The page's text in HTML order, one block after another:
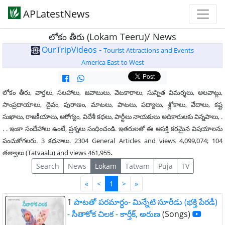
APLatestNews
లోకం తీరు (Lokam Teeru)/ News
OurTripVideos - Tourist Attractions and Events
America East to West
లోకం తీరు, వార్తలు, సలహాలు, జవాబులు, వెటకారాలు, సున్నిత విమర్శలు, అలవాట్లు,
సాంప్రదాయాలు, దైవం, పురాణం, మాటలు, పాటలు, పద్యాలు, శ్లోకాలు, వేదాలు, కష్ట
సుఖాలు, రాజకీయాలు, ఆరోగ్యం, విదేశీ కధలు, పార్టీలు నాయకులు అధికారులకు విన్నపాలు, .
. . ఇంకా సందేహాలు ఉంటే, ప్రశ్నలు సంధించండి. ఇతరులతో ఈ ఆసక్తి కరమైన విషయాలను
పంచుకోగలరు. 3 కధనాలు. 2304 General Articles and views 4,099,074; 104
తత్వాలు (Tatvaalu) and views 461,955.
Search News Lokam Tatvam Puja
TV
«First
< 1 > »Last
1 పాటతో పరమార్ధం- మిన్నేటి సూరీడు (భక్తి పేరడీ)
- సీతాకోక చిలక - కార్తీక్, అరుణ(Songs)